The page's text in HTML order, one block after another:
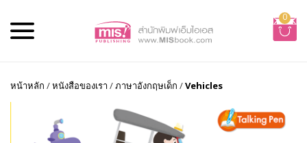
0
หน้าหลัก /หนังสือของเรา /ภาษาอังกฤษเด็ก /Vehicles